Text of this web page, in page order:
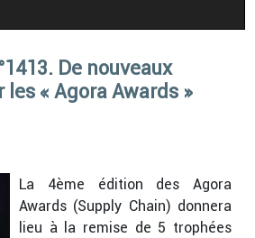
De nouveaux
les « Agora Awards »
La 4ème édition des Agora
Awards (Supply Chain) donnera
lieu à la remise de 5 trophées